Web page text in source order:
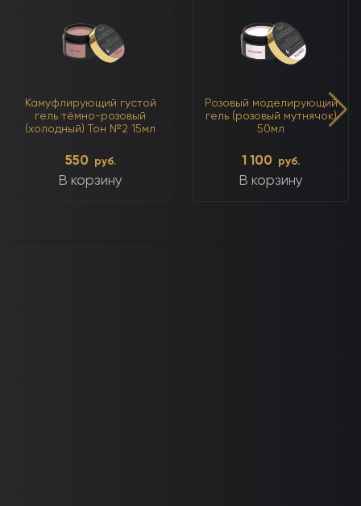
Камуфлирующий густой
гель тёмно-розовый
(холодный) Тон №2 15мл
550 руб.
В корзину
Розовый моделирующий
гель (розовый мутнячок)
50мл
1 100 руб.
В корзину